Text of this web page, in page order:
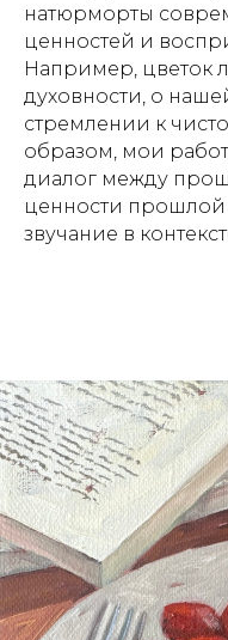
натюрморты
ценностей и
Например, цветок
духовности, о
стремлении к
образом, мои
диалог между
ценности прошлой
звучание в